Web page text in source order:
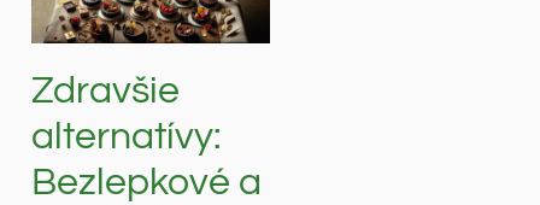
Zdravšie
alternatívy:
Bezlepkové a